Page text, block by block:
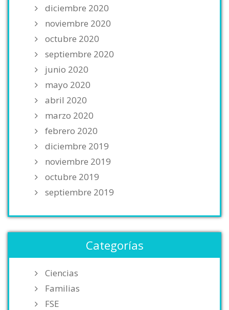
diciembre 2020
noviembre 2020
octubre 2020
septiembre 2020
junio 2020
mayo 2020
abril 2020
marzo 2020
febrero 2020
diciembre 2019
noviembre 2019
octubre 2019
septiembre 2019
Categorías
Ciencias
Familias
FSE